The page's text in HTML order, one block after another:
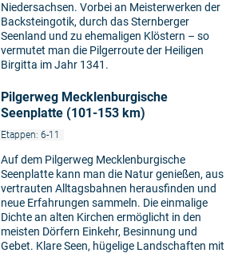
Niedersachsen. Vorbei an Meisterwerken der
Backsteingotik, durch das Sternberger
Seenland und zu ehemaligen Klöstern – so
vermutet man die Pilgerroute der Heiligen
Birgitta im Jahr 1341.
Pilgerweg Mecklenburgische
Seenplatte (101-153 km)
Etappen: 6-11
Auf dem Pilgerweg Mecklenburgische
Seenplatte kann man die Natur genießen, aus
vertrauten Alltagsbahnen herausfinden und
neue Erfahrungen sammeln. Die einmalige
Dichte an alten Kirchen ermöglicht in den
meisten Dörfern Einkehr, Besinnung und
Gebet. Klare Seen, hügelige Landschaften mit